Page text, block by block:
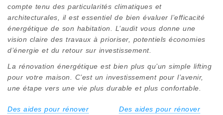
compte tenu des particularités climatiques et
architecturales, il est essentiel de bien évaluer l’efficacité
énergétique de son habitation. L’audit vous donne une
vision claire des travaux à prioriser, potentiels économies
d’énergie et du retour sur investissement.
La rénovation énergétique est bien plus qu’un simple lifting
pour votre maison. C’est un investissement pour l’avenir,
une étape vers une vie plus durable et plus confortable.
Des aides pour rénover
Des aides pour rénover